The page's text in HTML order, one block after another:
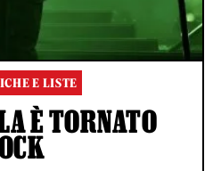
E LISTE
È TORNATO